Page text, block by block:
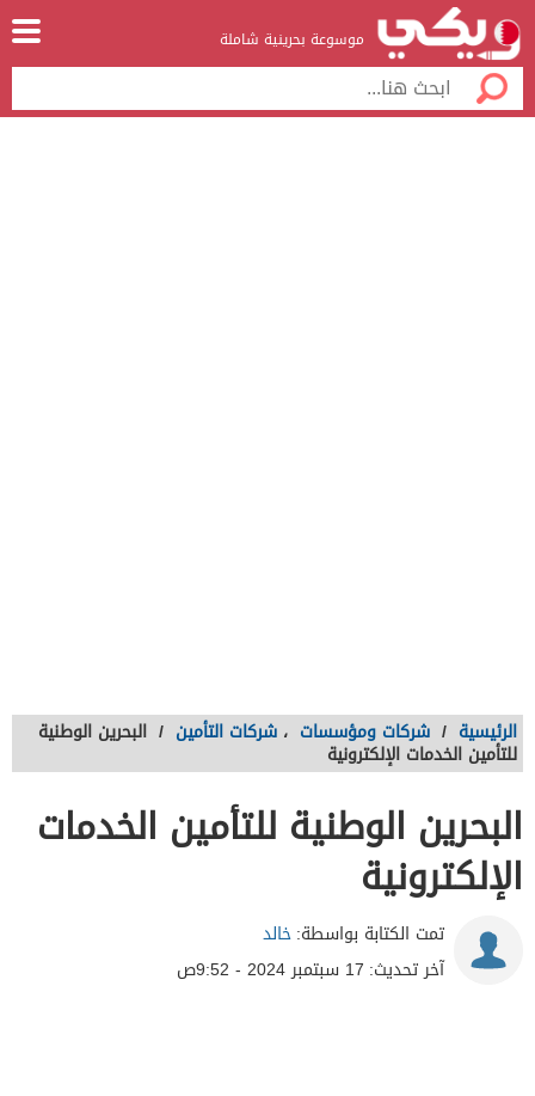
موسوعة بحرينية شاملة
الرئيسية / شركات ومؤسسات ، شركات التأمين / البحرين الوطنية
للتأمين الخدمات الإلكترونية
البحرين الوطنية للتأمين الخدمات
الإلكترونية
تمت الكتابة بواسطة:خالد
آخر تحديث: 17 سبتمبر 2024 - 9:52ص